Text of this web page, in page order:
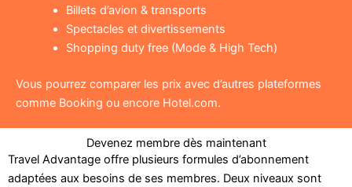
Billets d’avion & transports
Spectacles et divertissements
Shopping duty free (Mode & High Tech)
Vous pourrez comparer les prix avec d’autres plateformes
comme Booking ou encore Hotel.com.
Devenez membre dès maintenant
Travel Advantage offre plusieurs formules d’abonnement
adaptées aux besoins de ses membres. Deux niveaux sont